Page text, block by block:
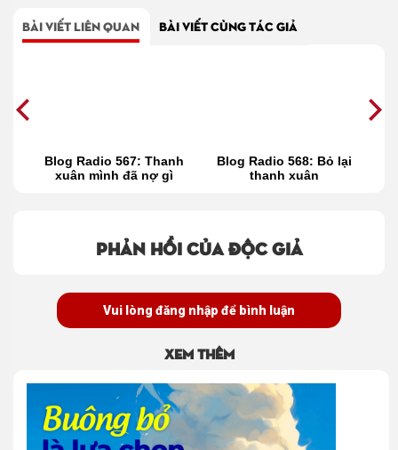
BÀI VIẾT LIÊN QUAN BÀI VIẾT CÙNG TÁC GIẢ
Blog Radio 567: Thanh
xuân mình đã nợ gì
Blog Radio 568: Bỏ lại
thanh xuân
Phản hồi của độc giả
Vui lòng đăng nhập để bình luận
Xem thêm